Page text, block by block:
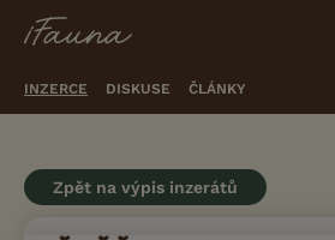
INZERCE DISKUSE ČLÁNKY
Zpět na výpis inzerátů